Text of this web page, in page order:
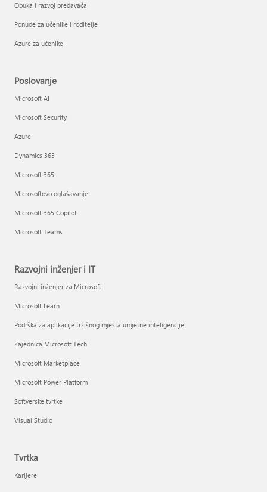
Obuka i razvoj predavača
Ponude za učenike i roditelje
Azure za učenike
Poslovanje
Microsoft AI
Microsoft Security
Azure
Dynamics 365
Microsoft 365
Microsoftovo oglašavanje
Microsoft 365 Copilot
Microsoft Teams
Razvojni inženjer i IT
Razvojni inženjer za Microsoft
Microsoft Learn
Podrška za aplikacije tržišnog mjesta umjetne inteligencije
Zajednica Microsoft Tech
Microsoft Marketplace
Microsoft Power Platform
Softverske tvrtke
Visual Studio
Tvrtka
Karijere